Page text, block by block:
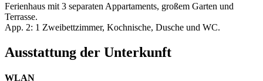
Ferienhaus mit 3 separaten Appartaments, großem Garten und
Terrasse.
App. 2: 1 Zweibettzimmer, Kochnische, Dusche und WC.
Ausstattung der Unterkunft
WLAN